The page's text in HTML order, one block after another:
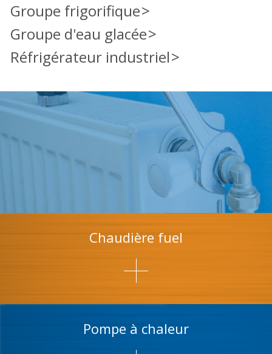
Groupe frigorifique
Groupe d'eau glacée
Réfrigérateur industriel
Chaudière fuel
Pompe à chaleur